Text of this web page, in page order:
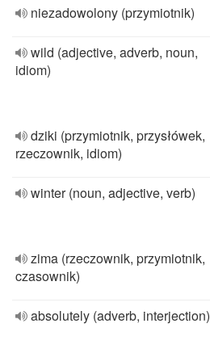
niezadowolony (przymiotnik)
wild (adjective, adverb, noun,
idiom)
dziki (przymiotnik, przysłówek,
rzeczownik, idiom)
winter (noun, adjective, verb)
zima (rzeczownik, przymiotnik,
czasownik)
absolutely (adverb, interjection)